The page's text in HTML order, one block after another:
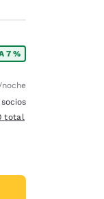
7 %
descuento:
/noche
del total
total